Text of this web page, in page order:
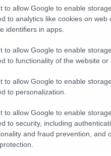
to allow Google to enable storage
to analytics like cookies on web
identifiers in apps.
to allow Google to enable storage
to functionality of the website or
to allow Google to enable storage
to personalization.
to allow Google to enable storage
to security, including
and fraud prevention, and
was the
#MarvelStudios
confirmed to us at
that the next
will be a “very
than we’ve seen
if Phase 4 of the#MCU
some big clues 👀
4mxOTmmJ0u